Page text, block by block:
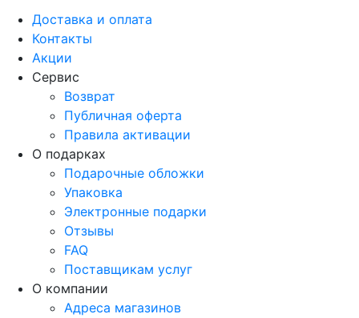
Доставка и оплата
Контакты
Акции
Сервис
Возврат
Публичная оферта
Правила активации
О подарках
Подарочные обложки
Упаковка
Электронные подарки
Отзывы
FAQ
Поставщикам услуг
О компании
Адреса магазинов